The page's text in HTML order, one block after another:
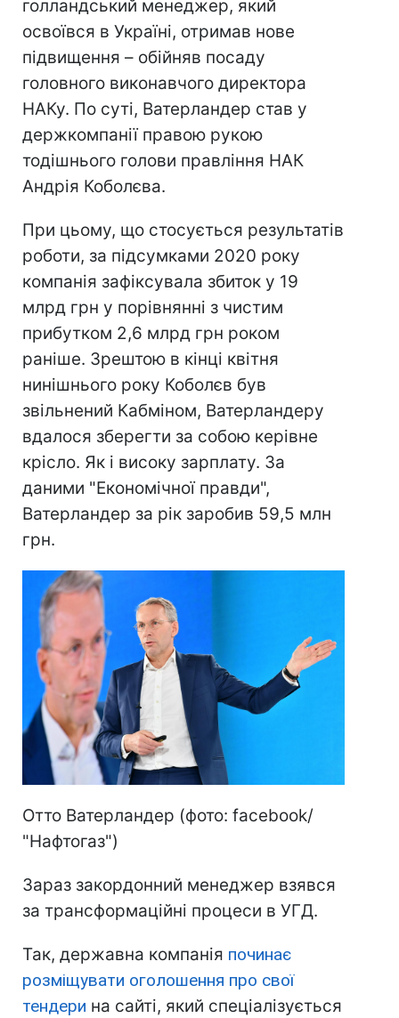
голландський менеджер, який
освоївся в Україні, отримав нове
підвищення – обійняв посаду
головного виконавчого директора
НАКу. По суті, Ватерландер став у
держкомпанії правою рукою
тодішнього голови правління НАК
Андрія Коболєва.
При цьому, що стосується результатів
роботи, за підсумками 2020 року
компанія зафіксувала збиток у 19
млрд грн у порівнянні з чистим
прибутком 2,6 млрд грн роком
раніше. Зрештою в кінці квітня
нинішнього року Коболєв був
звільнений Кабміном, Ватерландеру
вдалося зберегти за собою керівне
крісло. Як і високу зарплату. За
даними "Економічної правди",
Ватерландер за рік заробив 59,5 млн
грн.
Отто Ватерландер (фото: facebook/
"Нафтогаз")
Зараз закордонний менеджер взявся
за трансформаційні процеси в УГД.
Так, державна компанія починає
розміщувати оголошення про свої
тендери на сайті, який спеціалізується